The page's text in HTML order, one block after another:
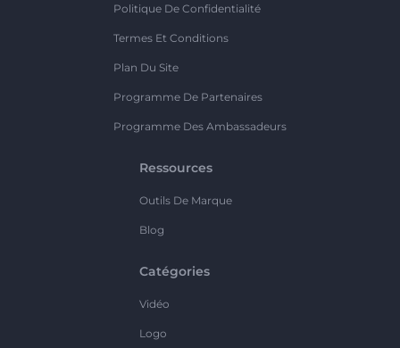
Politique De Confidentialité
Termes Et Conditions
Plan Du Site
Programme De Partenaires
Programme Des Ambassadeurs
Ressources
Outils De Marque
Blog
Catégories
Vidéo
Logo